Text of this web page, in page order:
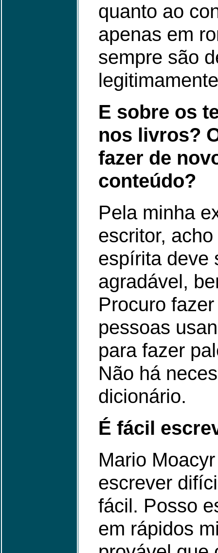
quanto ao
apenas em
sempre são
E sobre os
nos livros?
fazer de
conteúdo?
Pela minha
escritor,
espírita deve
agradável,
Procuro
pessoas
para fazer
Não há
dicionário.
É fácil
Mario
escrever
fácil. Posso
em rápidos